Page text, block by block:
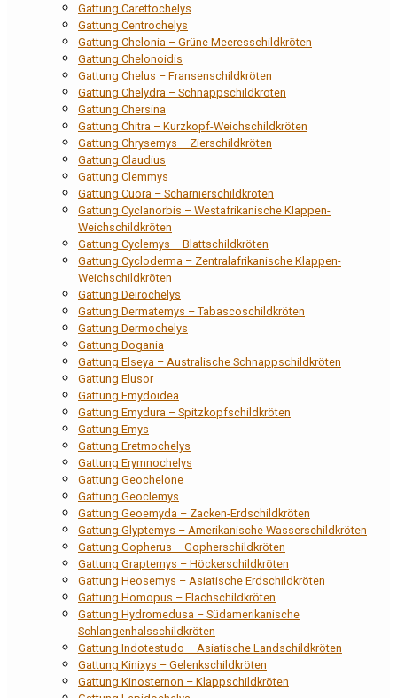
Gattung Carettochelys
Gattung Centrochelys
Gattung Chelonia – Grüne Meeresschildkröten
Gattung Chelonoidis
Gattung Chelus – Fransenschildkröten
Gattung Chelydra – Schnappschildkröten
Gattung Chersina
Gattung Chitra – Kurzkopf-Weichschildkröten
Gattung Chrysemys – Zierschildkröten
Gattung Claudius
Gattung Clemmys
Gattung Cuora – Scharnierschildkröten
Gattung Cyclanorbis – Westafrikanische Klappen-
Weichschildkröten
Gattung Cyclemys – Blattschildkröten
Gattung Cycloderma – Zentralafrikanische Klappen-
Weichschildkröten
Gattung Deirochelys
Gattung Dermatemys – Tabascoschildkröten
Gattung Dermochelys
Gattung Dogania
Gattung Elseya – Australische Schnappschildkröten
Gattung Elusor
Gattung Emydoidea
Gattung Emydura – Spitzkopfschildkröten
Gattung Emys
Gattung Eretmochelys
Gattung Erymnochelys
Gattung Geochelone
Gattung Geoclemys
Gattung Geoemyda – Zacken-Erdschildkröten
Gattung Glyptemys – Amerikanische Wasserschildkröten
Gattung Gopherus – Gopherschildkröten
Gattung Graptemys – Höckerschildkröten
Gattung Heosemys – Asiatische Erdschildkröten
Gattung Homopus – Flachschildkröten
Gattung Hydromedusa – Südamerikanische
Schlangenhalsschildkröten
Gattung Indotestudo – Asiatische Landschildkröten
Gattung Kinixys – Gelenkschildkröten
Gattung Kinosternon – Klappschildkröten